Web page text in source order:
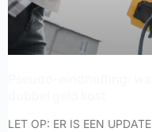
LET OP: ER IS EEN